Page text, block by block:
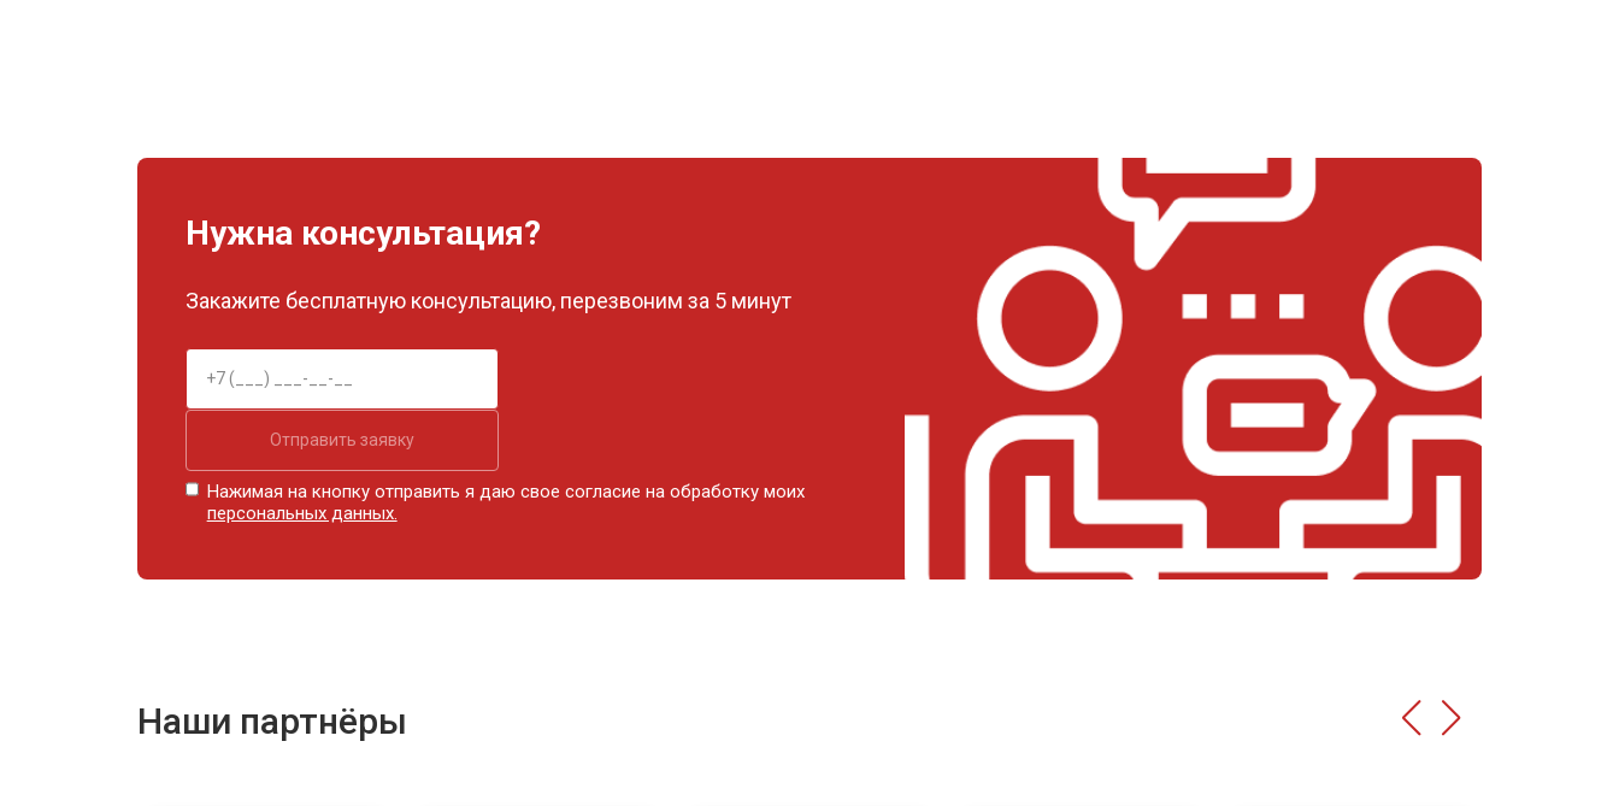
Нужна консультация?
Закажите бесплатную консультацию, перезвоним за 5 минут
Отправить заявку
Нажимая на кнопку отправить я даю свое согласие на обработку моих
персональных данных.
Наши партнёры